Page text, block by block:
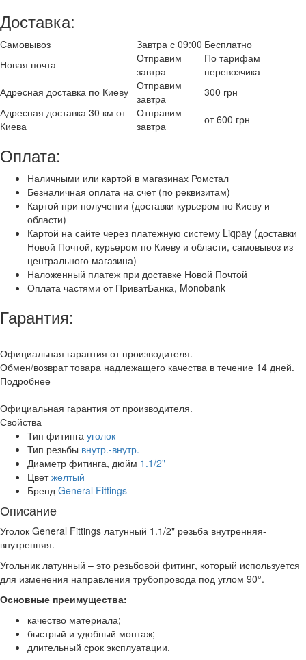
Доставка:
Самовывоз Завтра с 09:00 Бесплатно
Новая почта
Отправим
завтра
По тарифам
перевозчика
Адресная доставка по Киеву Отправим
завтра
300 грн
Адресная доставка 30 км от
Киева
Отправим
завтра
от 600 грн
Оплата:
Наличными или картой в магазинах Ромстал
Безналичная оплата на счет (по реквизитам)
Картой при получении (доставки курьером по Киеву и
области)
Картой на сайте через платежную систему Liqpay (доставки
Новой Почтой, курьером по Киеву и области, самовывоз из
центрального магазина)
Наложенный платеж при доставке Новой Почтой
Оплата частями от ПриватБанка, Monobank
Гарантия:
Официальная гарантия от производителя.
Обмен/возврат товара надлежащего качества в течение 14 дней.
Подробнее
Официальная гарантия от производителя.
Свойства
Тип фитинга уголок
Тип резьбы внутр.-внутр.
Диаметр фитинга, дюйм 1.1/2"
Цвет желтый
Бренд General Fittings
Описание
Уголок General Fittings латунный 1.1/2" резьба внутренняя-
внутренняя.
Угольник латунный – это резьбовой фитинг, который используется
для изменения направления трубопровода под углом 90°.
Основные преимущества:
качество материала;
быстрый и удобный монтаж;
длительный срок эксплуатации.